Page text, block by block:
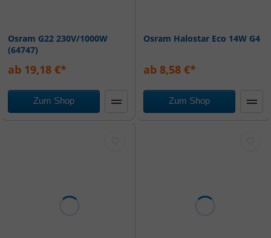
Osram G22 230V/1000W
(64747)
ab 19,18 €*
Zum Shop
Osram Halostar Eco 14W G4
ab 8,58 €*
Zum Shop
♡ ♡